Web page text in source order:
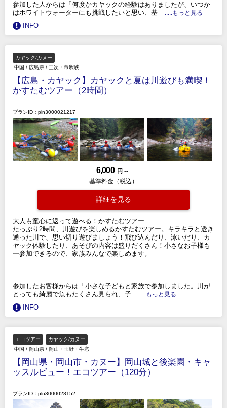
参加した人からは「何度かカヤックの経験はありましたが、いつか
はホワイトウォーターにも挑戦したいと思い、基
.....もっと見る
INFO
カヤック/カヌー
中国 / 広島県 / 三次・帝釈峡
【広島・カヤック】カヤックと夏は川遊びも満喫！
かすたむツアー（2時間）
プランID：pln3000021217
6,000 円 ～
基準料金（税込）
詳細を見る
大人も童心に返って遊べる！かすたむツアー
たっぷり2時間、川遊びを楽しめるかすたむツアー。キラキラと透き
通った川で、思い切り遊びましょう！飛び込んだり、泳いだり、カ
ヤック体験したり、あそびの内容は盛りだくさん！小さなお子様も
一参加できるので、家族みんなで楽しめます。
参加したお客様からは「小さな子どもと家族で参加しました。川が
とっても綺麗で魚もたくさん見られ、子
.....もっと見る
INFO
エコツアー
カヤック/カヌー
中国 / 岡山県 / 岡山・玉野・牛窓
【岡山県・岡山市・カヌー】岡山城と後楽園・キャ
ッスルビュー！エコツアー（120分）
プランID：pln3000028152